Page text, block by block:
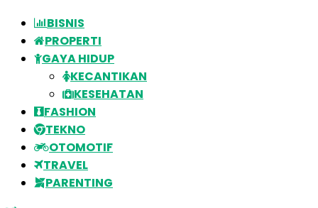
BISNIS
PROPERTI
GAYA HIDUP
KECANTIKAN
KESEHATAN
FASHION
TEKNO
OTOMOTIF
TRAVEL
PARENTING